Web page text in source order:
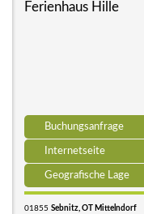
Ferienhaus Hille
Buchungsanfrage
Internetseite
Geografische Lage
01855 Sebnitz, OT Mittelndorf